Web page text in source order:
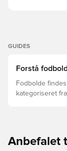
GUIDES
Forstå
Fodbolde
kategoriseret
Anbefalet